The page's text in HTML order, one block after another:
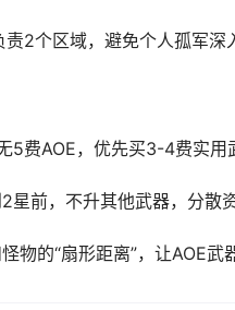
2个区域，避免个人孤军深
5费AOE，优先买3-4费实用
星前，不升其他武器，分散
物的“扇形距离”，让AOE武